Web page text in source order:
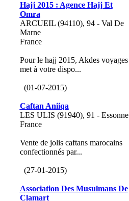
Hajj 2015 : Agence Hajj Et
Omra
ARCUEIL (94110), 94 - Val De
Marne
France
Pour le hajj 2015, Akdes voyages
met à votre dispo...
(01-07-2015)
Caftan Aniiqa
LES ULIS (91940), 91 - Essonne
France
Vente de jolis caftans marocains
confectionnés par...
(27-01-2015)
Association Des Musulmans De
Clamart